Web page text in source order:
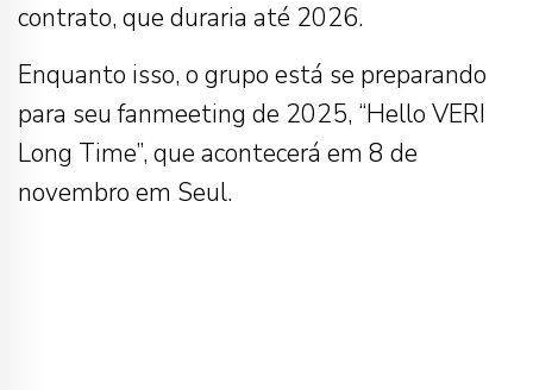
contrato, que duraria até 2026.
Enquanto isso, o grupo está se preparando
para seu fanmeeting de 2025, “Hello VERI
Long Time”, que acontecerá em 8 de
novembro em Seul.